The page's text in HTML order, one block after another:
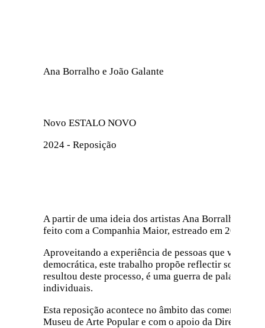
Ana Borralho e João Galante​
Novo ESTALO NOVO
2024 - Reposição
A partir de uma ideia dos artistas Ana Borralho e
feito com a Companhia Maior, estreado em 2013 no
Aproveitando a experiência de pessoas que
democrática, este trabalho propõe reflectir sobre a
resultou deste processo, é uma guerra de palavras
individuais.
Esta reposição acontece no âmbito das
Museu de Arte Popular e com o apoio da Direção-